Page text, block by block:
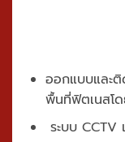
ออกแบบและติ
พื้นที่ฟิตเนสโด
ระบบ CCTV